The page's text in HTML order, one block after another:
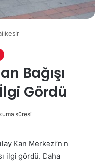
Bağışı
Gördü
süresi
Kan Merkezi’nin
ilgi gördü. Daha